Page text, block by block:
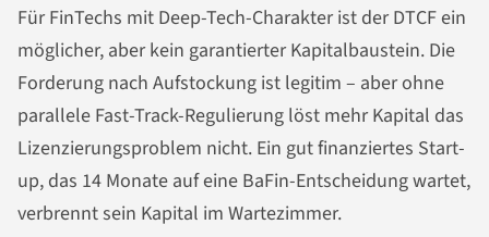
Für FinTechs mit Deep-Tech-Charakter ist der DTCF ein
möglicher, aber kein garantierter Kapitalbaustein. Die
Forderung nach Aufstockung ist legitim – aber ohne
parallele Fast-Track-Regulierung löst mehr Kapital das
Lizenzierungsproblem nicht. Ein gut finanziertes Start-
up, das 14 Monate auf eine BaFin-Entscheidung wartet,
verbrennt sein Kapital im Wartezimmer.